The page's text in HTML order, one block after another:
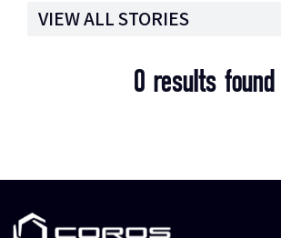
VIEW ALL STORIES
0 results found